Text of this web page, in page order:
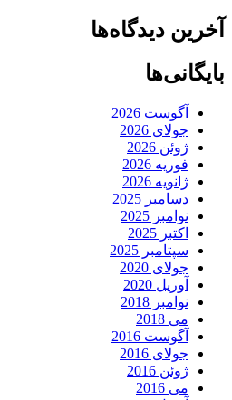
آخرین دیدگاه‌ها
بایگانی‌ها
آگوست 2026
جولای 2026
ژوئن 2026
فوریه 2026
ژانویه 2026
دسامبر 2025
نوامبر 2025
اکتبر 2025
سپتامبر 2025
جولای 2020
آوریل 2020
نوامبر 2018
می 2018
آگوست 2016
جولای 2016
ژوئن 2016
می 2016